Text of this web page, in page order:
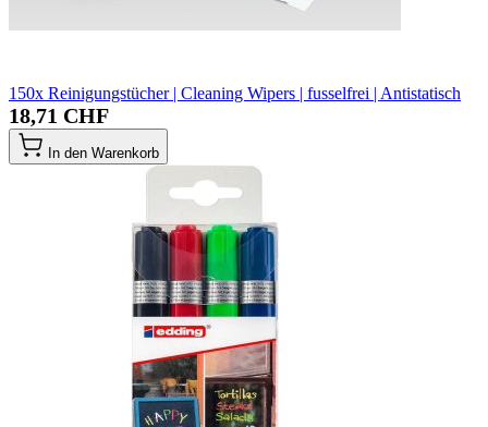
150x Reinigungstücher | Cleaning Wipers | fusselfrei | Antistatisch
18,71 CHF
In den Warenkorb